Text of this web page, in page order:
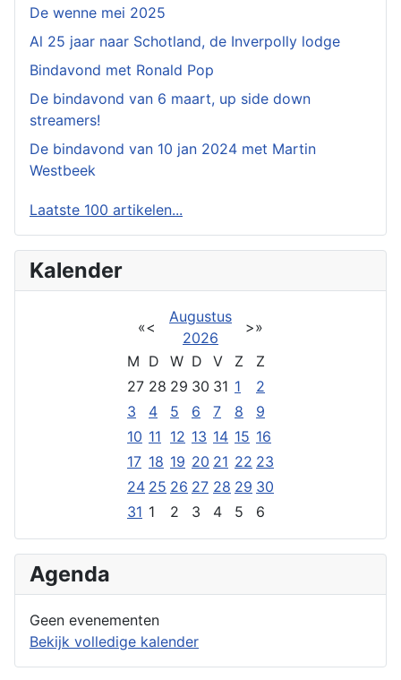
De wenne mei 2025
Al 25 jaar naar Schotland, de Inverpolly lodge
Bindavond met Ronald Pop
De bindavond van 6 maart, up side down
streamers!
De bindavond van 10 jan 2024 met Martin
Westbeek
Laatste 100 artikelen...
Kalender
«<
Augustus
2026
>»
M D W D V Z
Z
27 28 29 30 31 1
2
3
4 5 6 7 8
9
10 11 12 13 14 15 16
17 18 19 20 21 22 23
24 25 26 27 28 29 30
31 1 2 3 4 5 6
Agenda
Geen evenementen
Bekijk volledige kalender